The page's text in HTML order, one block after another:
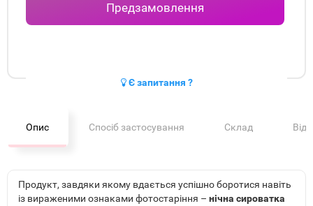
Предзамовлення
Є запитання ?
Опис Спосіб застосування Склад
Продукт, завдяки якому вдається успішно боротися навіть
із вираженими ознаками фотостаріння – нічна сироватка